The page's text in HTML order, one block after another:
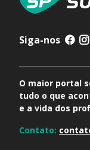
Siga-nos
O maior portal
tudo o que
e a vida dos
Contato: